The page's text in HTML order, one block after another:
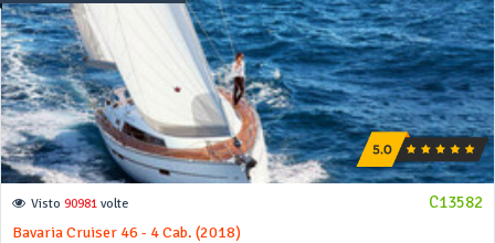
C13582
Visto 90981 volte
Bavaria Cruiser 46 - 4 Cab. (2018)